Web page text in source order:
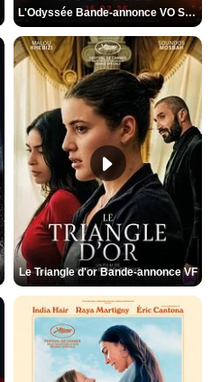
L'Odyssée Bande-annonce VO STFR
Le Triangle d'or Bande-annonce VF